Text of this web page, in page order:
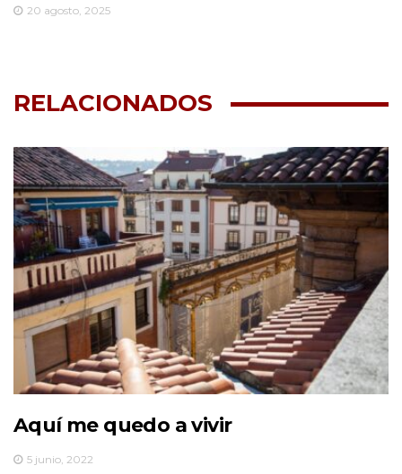
20 agosto, 2025
RELACIONADOS
Aquí me quedo a vivir
5 junio, 2022